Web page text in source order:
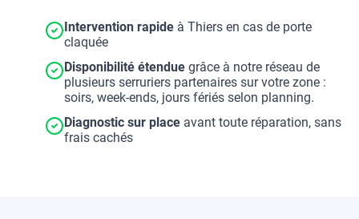
Intervention rapide à Thiers en cas de porte
claquée
Disponibilité étendue grâce à notre réseau de
plusieurs serruriers partenaires sur votre zone :
soirs, week-ends, jours fériés selon planning.
Diagnostic sur place avant toute réparation, sans
frais cachés